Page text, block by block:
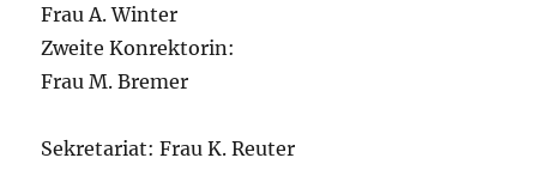
Frau A. Winter
Zweite Konrektorin:
Frau M. Bremer
Sekretariat: Frau K. Reuter